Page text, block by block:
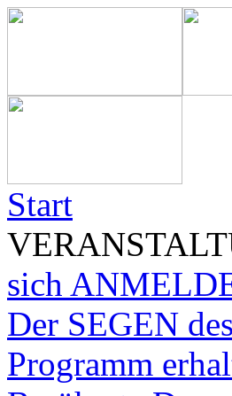
Start
sich
Der SEGEN
Programm